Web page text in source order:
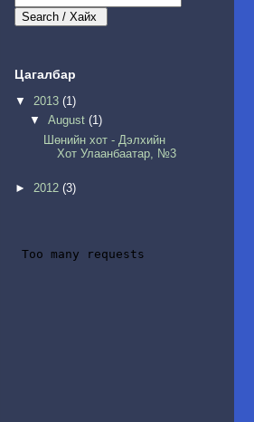
Цагалбар
▼ 2013 (1)
▼ August (1)
Шөнийн хот - Дэлхийн
Хот Улаанбаатар, №3
► 2012 (3)